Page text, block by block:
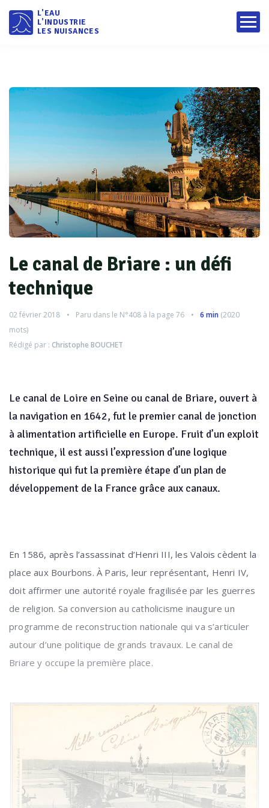
L'EAU
L'INDUSTRIE
LES NUISANCES
Le canal de Briare : un défi
technique
02 février 2018 Paru dans le N°408 à la page 76 6 min (2020
mots)
Rédigé par : Christophe BOUCHET
Le canal de Loire en Seine ou canal de Briare, ouvert à
la navigation en 1642, fut le premier canal de jonction
à alimentation artificielle en Europe. Fruit d’un exploit
technique, il est aussi l’expression d’une logique
historique qui fut la première étape d’un plan de
développement de la France grâce aux canaux.
En 1586, après l’assassinat d’Henri III, les Valois cèdent la
place aux Bourbons. À Paris, leur représentant, Henri IV,
doit affirmer une autorité royale fragilisée par les guerres
de religion. Sa conversion au catholicisme inaugure un
programme de reconstruction nationale qui va s’articuler
autour d’une politique de grands travaux. Le canal de
Briare y occupe la première place.